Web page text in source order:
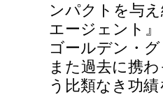
ンパクトを与
エージェント
ゴールデン・
また過去に携
う比類なき功